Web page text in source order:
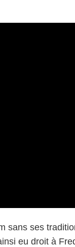
sans ses
eu droit à